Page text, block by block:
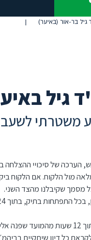
גיל בר-אור (באיער) |
גיל
משטרתי
הערכה של סיכויי ההצלחה
מול הלקוח. אם הלקוח
כל דיון שיתקיים